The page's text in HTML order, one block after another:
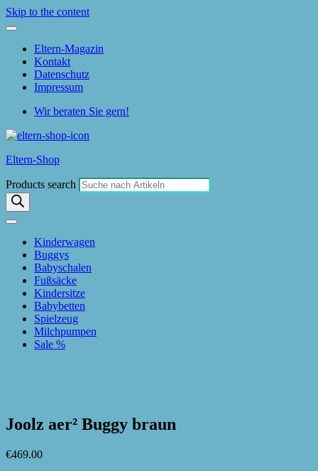
Skip to the content
Eltern-Magazin
Kontakt
Datenschutz
Impressum
Wir beraten Sie gern!
Eltern-Shop
Products search
Kinderwagen
Buggys
Babyschalen
Fußsäcke
Kindersitze
Babybetten
Spielzeug
Milchpumpen
Sale %
Joolz aer² Buggy braun
€469.00